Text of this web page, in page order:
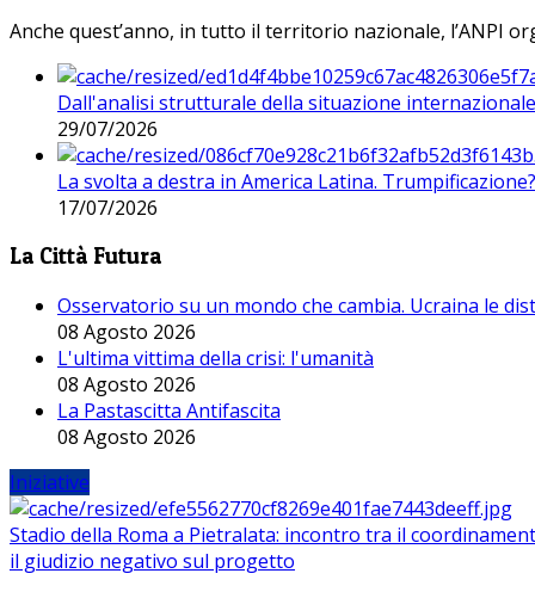
Anche quest’anno, in tutto il territorio nazionale, l’ANPI
Dall'analisi strutturale della situazione
29/07/2026
La svolta a destra in America Latina. Trumpificazione?
17/07/2026
La Città Futura
Osservatorio su un mondo che cambia. Ucraina le
08 Agosto 2026
L'ultima vittima della crisi: l'umanità
08 Agosto 2026
La Pastascitta Antifascita
08 Agosto 2026
Iniziative
Stadio della Roma a Pietralata: incontro tra il
il giudizio negativo sul progetto